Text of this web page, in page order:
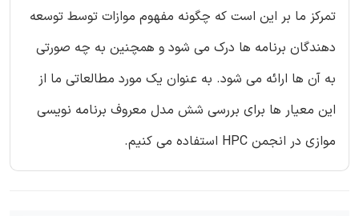
تمرکز ما بر این است که چگونه مفهوم موازات توسط توسعه
دهندگان برنامه ها درک می شود و همچنین به چه صورتی
به آن ها ارائه می شود. به عنوان یک مورد مطالعاتی ما از
این معیار ها برای بررسی شش مدل معروف برنامه نویسی
موازی در انجمن HPC استفاده می کنیم.